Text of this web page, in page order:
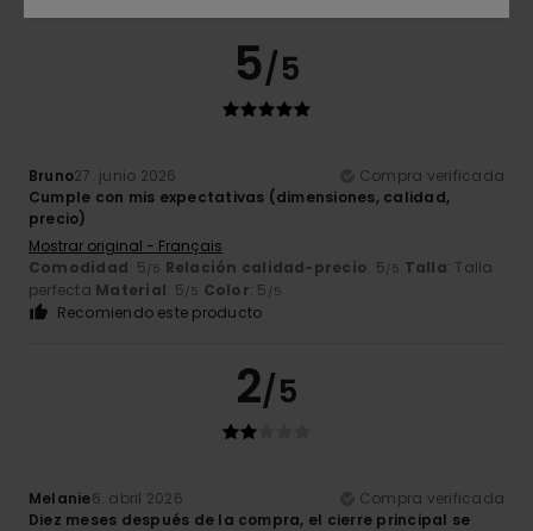
5/5
Bruno27. junio 2026
Compra verificada
Cumple con mis expectativas (dimensiones, calidad,
precio)
Mostrar original - Français
Comodidad: 5/5 Relación calidad-precio: 5/5 Talla: Talla
perfecta Material: 5/5 Color: 5 /5
Recomiendo este producto
2/5
Melanie6. abril 2026
Compra verificada
Diez meses después de la compra, el cierre principal se